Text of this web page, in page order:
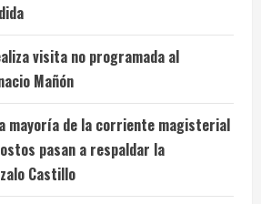
visita no programada al
Mañón
mayoría de la corriente magisterial
pasan a respaldar la
Castillo